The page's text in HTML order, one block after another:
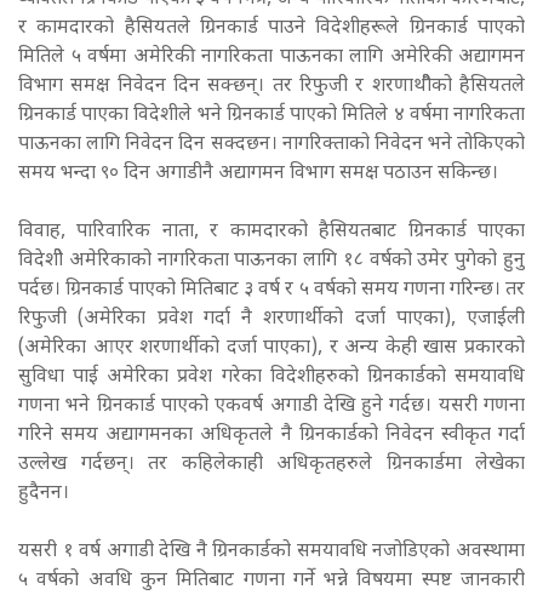
र कामदारको हैसियतले ग्रिनकार्ड पाउने विदेशीहरूले ग्रिनकार्ड पाएको
मितिले ५ वर्षमा अमेरिकी नागरिकता पाऊनका लागि अमेरिकी अद्यागमन
विभाग समक्ष निवेदन दिन सक्छन्। तर रिफुजी र शरणाथीैको हैसियतले
ग्रिनकार्ड पाएका विदेशीले भने ग्रिनकार्ड पाएको मितिले ४ वर्षमा नागरिकता
पाऊनका लागि निवेदन दिन सक्दछन। नागरिक्ताको निवेदन भने तोकिएको
समय भन्दा ९० दिन अगाडीनै अद्यागमन विभाग समक्ष पठाउन सकिन्छ।
विवाह, पारिवारिक नाता, र कामदारको हैसियतबाट ग्रिनकार्ड पाएका
विदेशीे अमेरिकाको नागरिकता पाऊनका लागि १८ वर्षको उमेर पुगेको हुनु
पर्दछ। ग्रिनकार्ड पाएको मितिबाट ३ वर्ष र ५ वर्षको समय गणना गरिन्छ। तर
रिफुजी (अमेरिका प्रवेश गर्दा नै शरणार्थीको दर्जा पाएका), एजाईली
(अमेरिका आएर शरणार्थीको दर्जा पाएका), र अन्य केही खास प्रकारको
सुविधा पाई अमेरिका प्रवेश गरेका विदेशीहरुको ग्रिनकार्डको समयावधि
गणना भने ग्रिनकार्ड पाएको एकवर्ष अगाडी देखि हुने गर्दछ। यसरी गणना
गरिने समय अद्यागमनका अधिकृतले नै ग्रिनकार्डको निवेदन स्वीकृत गर्दा
उल्लेख गर्दछन्। तर कहिलेकाही अधिकृतहरुले ग्रिनकार्डमा लेखेका
हुदैनन।
यसरी १ वर्ष अगाडी देखि नै ग्रिनकार्डको समयावधि नजोडिएको अवस्थामा
५ वर्षको अवधि कुन मितिबाट गणना गर्ने भन्ने विषयमा स्पष्ट जानकारी